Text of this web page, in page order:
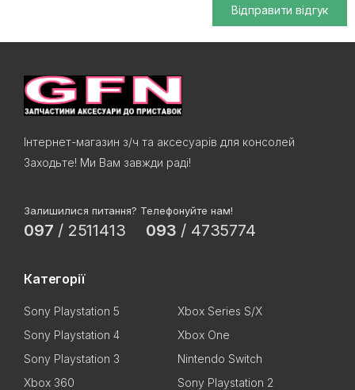
Відправити відгук
Інтернет-магазин з/ч та аксесуарів для консолей
Заходьте! Ми Вам завжди раді!
Залишилися питання? Телефонуйте нам!
097 / 2511413 093 / 4735774
Категорії
Sony Playstation 5
Xbox Series S/X
Sony Playstation 4
Xbox One
Sony Playstation 3
Nintendo Switch
Xbox 360
Sony Playstation 2